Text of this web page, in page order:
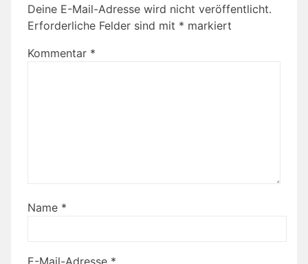
Deine E-Mail-Adresse wird nicht veröffentlicht.
Erforderliche Felder sind mit * markiert
Kommentar *
Name *